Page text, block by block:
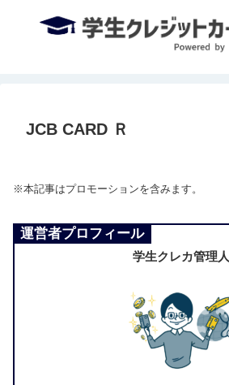
JCB CARD Ｒ
※本記事はプロモーションを含みます。
運営者プロフィール
学生クレカ管理人